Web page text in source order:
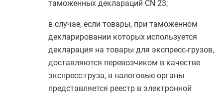
таможенных деклараций CN 23;
в случае, если товары, при таможенном
декларировании которых используется
декларация на товары для экспресс-грузов,
доставляются перевозчиком в качестве
экспресс-груза, в налоговые органы
представляется реестр в электронной